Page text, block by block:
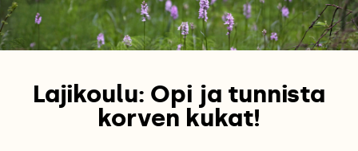
Lajikoulu: Opi ja tunnista
korven kukat!